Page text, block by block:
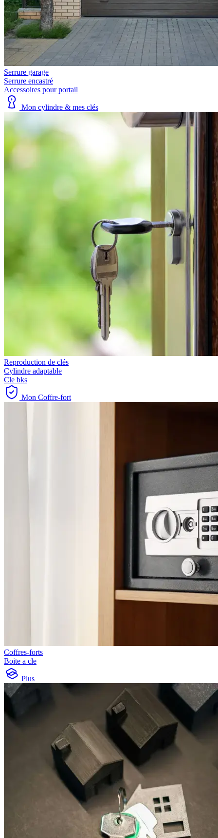
Serrure garage
Serrure encastré
Accessoires pour portail
Mon cylindre & mes clés
Reproduction de clés
Cylindre adaptable
Cle bks
Mon Coffre-fort
Coffres-forts
Boite a cle
Plus